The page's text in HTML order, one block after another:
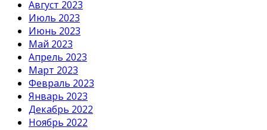
Август 2023
Июль 2023
Июнь 2023
Май 2023
Апрель 2023
Март 2023
Февраль 2023
Январь 2023
Декабрь 2022
Ноябрь 2022